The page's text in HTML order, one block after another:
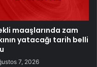
maaşlarında zam
yatacağı tarih belli
7, 2026